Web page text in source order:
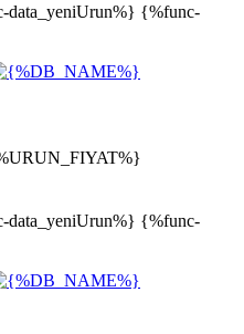
data_yeniUrun%} {%func-
data_yeniUrun%} {%func-